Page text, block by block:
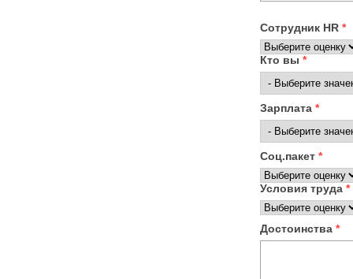
Сотрудник HR *
Кто вы *
Зарплата *
Соц.пакет *
Условия труда *
Достоинства *